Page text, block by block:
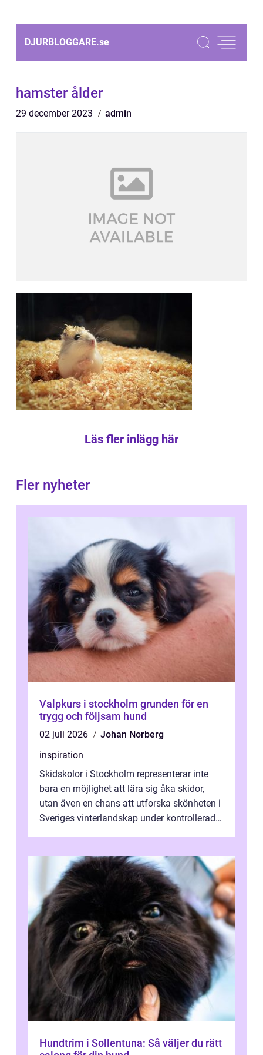
DJURBLOGGARE.se
hamster ålder
29 december 2023 admin
Läs fler inlägg här
Fler nyheter
Valpkurs i stockholm grunden för en
trygg och följsam hund
02 juli 2026
Johan Norberg
inspiration
Skidskolor i Stockholm representerar inte
bara en möjlighet att lära sig åka skidor,
utan även en chans att utforska skönheten i
Sveriges vinterlandskap under kontrollerade
Hundtrim i Sollentuna: Så väljer du rätt